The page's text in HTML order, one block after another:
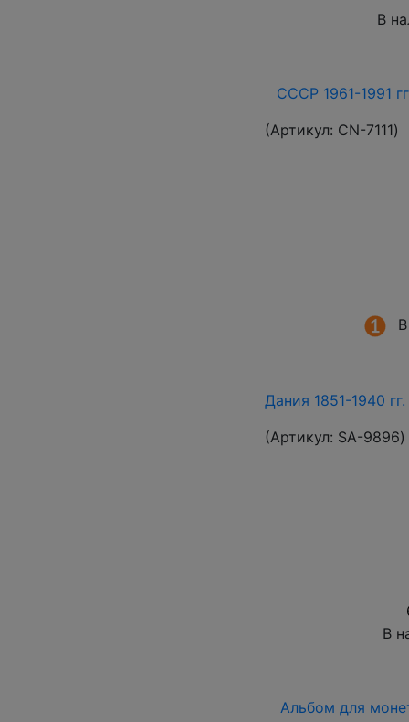
В
СССР 1961-1991
(Артикул: СN-7111)
Дания 1851-1940
(Артикул: SA-9896)
В
Альбом для